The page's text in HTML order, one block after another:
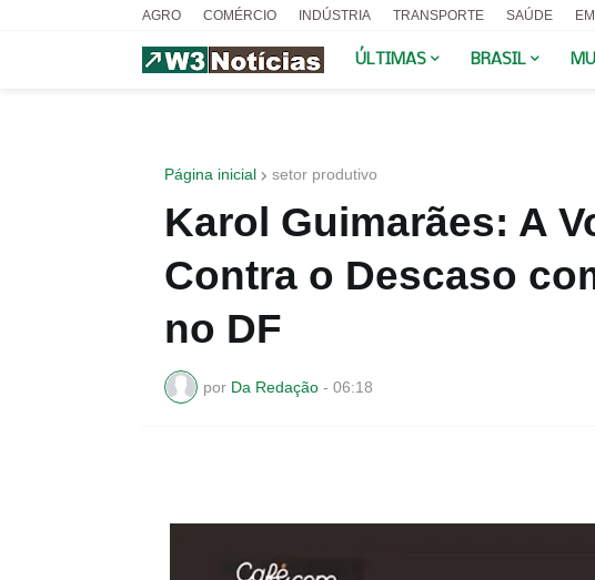
AGRO COMÉRCIO INDÚSTRIA TRANSPORTE SAÚDE
ÚLTIMAS BRASIL
Página inicial setor produtivo
Karol Guimarães: A
Contra o Descaso
no DF
por Da Redação - 06:18